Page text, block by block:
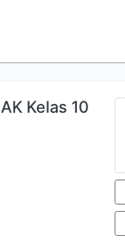
Kelas 10